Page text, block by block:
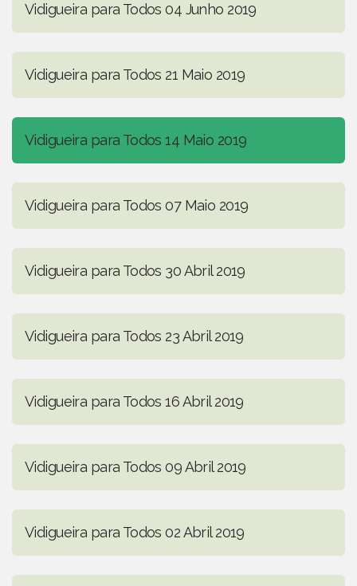
Vidigueira para Todos 04 Junho 2019
Vidigueira para Todos 21 Maio 2019
Vidigueira para Todos 14 Maio 2019
Vidigueira para Todos 07 Maio 2019
Vidigueira para Todos 30 Abril 2019
Vidigueira para Todos 23 Abril 2019
Vidigueira para Todos 16 Abril 2019
Vidigueira para Todos 09 Abril 2019
Vidigueira para Todos 02 Abril 2019